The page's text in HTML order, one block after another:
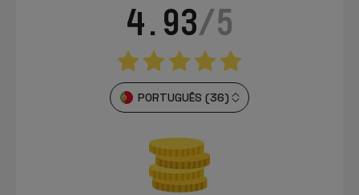
4.93/5
PORTUGUÊS (36)